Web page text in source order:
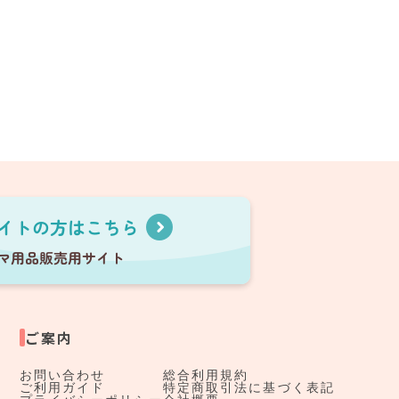
ご案内
お問い合わせ
ご利用ガイド
総合利用規約
特定商取引法に基づく表記